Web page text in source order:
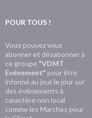
POUR TOUS !
Vous pouvez vous
abonner et désabonner à
ce groupe "VDMT
Evénement" pour être
informé au jour le jour sur
des événements à
caractère non local
comme les Marches pour